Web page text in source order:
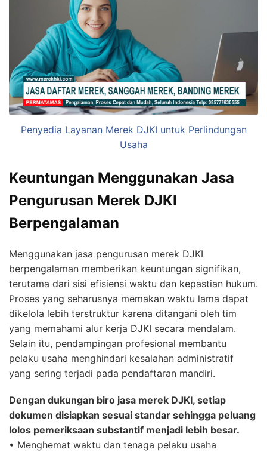
Penyedia Layanan Merek DJKI untuk Perlindungan
Usaha
Keuntungan Menggunakan Jasa
Pengurusan Merek DJKI
Berpengalaman
Menggunakan jasa pengurusan merek DJKI
berpengalaman memberikan keuntungan signifikan,
terutama dari sisi efisiensi waktu dan kepastian hukum.
Proses yang seharusnya memakan waktu lama dapat
dikelola lebih terstruktur karena ditangani oleh tim
yang memahami alur kerja DJKI secara mendalam.
Selain itu, pendampingan profesional membantu
pelaku usaha menghindari kesalahan administratif
yang sering terjadi pada pendaftaran mandiri.
Dengan dukungan biro jasa merek DJKI, setiap
dokumen disiapkan sesuai standar sehingga peluang
lolos pemeriksaan substantif menjadi lebih besar.
• Menghemat waktu dan tenaga pelaku usaha